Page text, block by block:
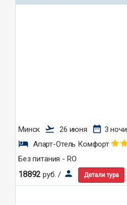
Минск flight_takeoff 26 июня date_range 3 ночи
hotel Апарт-Отель Комфорт
Без питания - RO
18892 руб. / person Детали тура